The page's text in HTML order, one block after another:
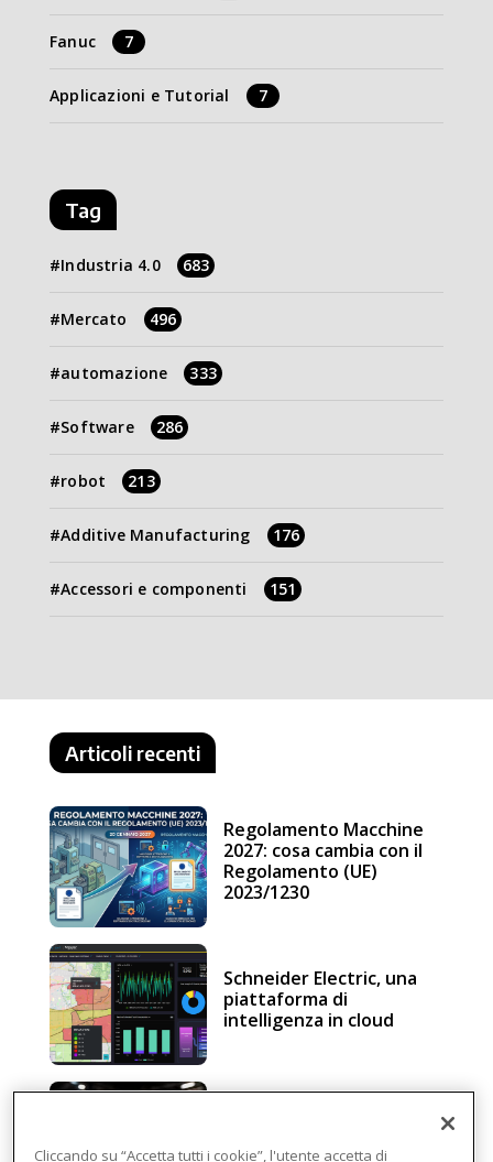
Fanuc 7
Applicazioni e Tutorial 7
Tag
Industria 4.0 683
Mercato 496
automazione 333
Software 286
robot 213
Additive Manufacturing 176
Accessori e componenti 151
Articoli recenti
Regolamento Macchine
2027: cosa cambia con il
Regolamento (UE)
2023/1230
Schneider Electric, una
piattaforma di
intelligenza in cloud
Cliccando su “Accetta tutti i cookie”, l'utente accetta di